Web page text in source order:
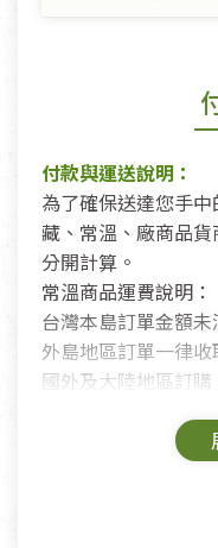
付款與運送說明：
為了確保送達您手
藏、常溫、廠商品
分開計算。
常溫商品運費說明：
台灣本島訂單金額
外島地區訂單一律收
國外及大陸地區訂
鑑賞期商品說明：